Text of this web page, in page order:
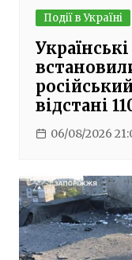
Події в Україні
відстані
06/08/2026